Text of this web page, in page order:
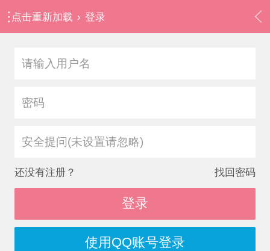
点击重新加载 › 登录
安全提问(未设置请忽略)
还没有注册？ 找回密码
登录
使用QQ账号登录